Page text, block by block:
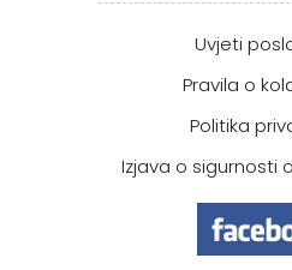
Uvjeti
Pravila o
Politika
Izjava o sigurnosti